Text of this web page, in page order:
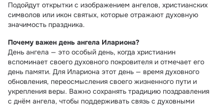
Подойдут открытки с изображением ангелов, христианских
символов или икон святых, которые отражают духовную
значимость праздника.
Почему важен день ангела Илариона?
День ангела — это особый день, когда христианин
вспоминает своего духовного покровителя и отмечает его
день памяти. Для Илариона этот день — время духовного
обновления, переосмысления своего жизненного пути и
укрепления веры. Важно сохранять традицию поздравления
с днём ангела, чтобы поддерживать связь с духовными